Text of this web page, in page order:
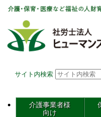
サイト内検索
介護事業者様
向け